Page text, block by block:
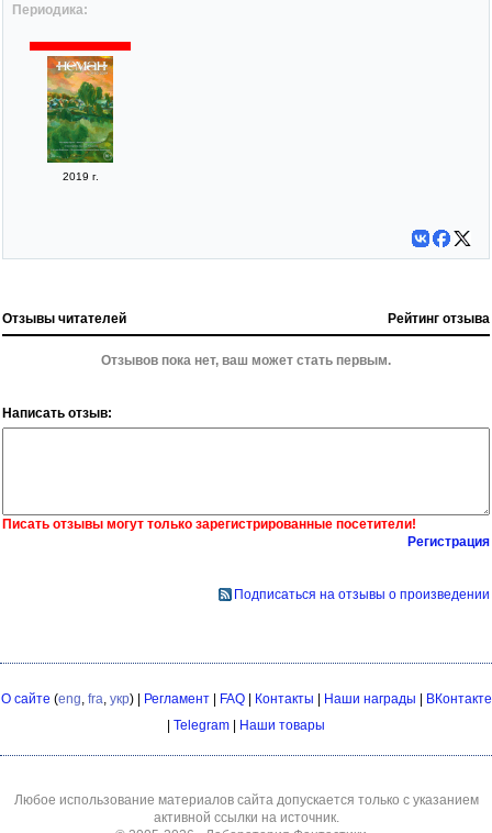
Периодика:
2019 г.
Отзывы читателей Рейтинг отзыва
Отзывов пока нет, ваш может стать первым.
Написать отзыв:
Писать отзывы могут только зарегистрированные посетители!
Регистрация
Подписаться на отзывы о произведении
О сайте (eng fra укр) | Регламент| FAQ| Контакты | Наши награды | ВКонтакте
| Telegram | Наши товары
Любое использование материалов сайта допускается только с указанием
активной ссылки на источник.